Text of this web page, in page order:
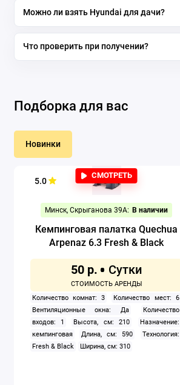
Можно ли взять Hyundai для дачи?
Что проверить при получении?
Подборка для вас
Новинки
5.0
СМОТРЕТЬ
Минск, Скрыганова 39А: В наличии
Кемпинговая палатка Quechua
Arpenaz 6.3 Fresh & Black
50 р.
Количество комнат: 3
Количество мест: 6
Вентиляционные окна: Да
Количество
входов: 1
Высота, см: 210
Назначение:
кемпинговая
Длина, см: 590
Технология:
Fresh & Black
Ширина, см: 310